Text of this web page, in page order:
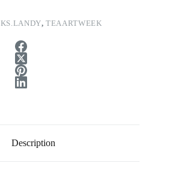
KS.LANDY,TEAARTWEEK
Description